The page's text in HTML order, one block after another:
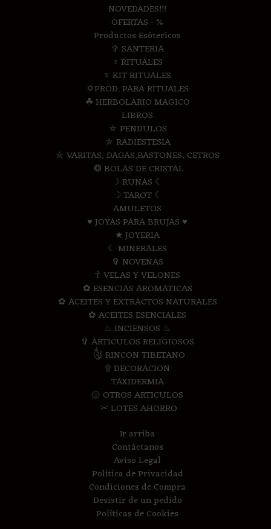
NOVEDADES!!!
OFERTAS - %
Productos Esótericos
✞ SANTERIA
♆ RITUALES
♆ KIT RITUALES
✡PROD. PARA RITUALES
☘ HERBOLARIO MAGICO
LIBROS
⛤ PENDULOS
⛤ RADIESTESIA
⛤ VARITAS, DAGAS,BASTONES, CETROS
❂ BOLAS DE CRISTAL
☽ RUNAS ☾
☽ TAROT ☾
AMULETOS
♥ JOYAS PARA BRUJAS ♥
★ JOYERIA
☾ MINERALES
✞ NOVENAS
☥ VELAS Y VELONES
✿ ESENCIAS AROMATICAS
✿ ACEITES Y EXTRACTOS NATURALES
✿ ACEITES ESENCIALES
♨ INCIENSOS ♨
✞ ARTICULOS RELIGIOSOS
༃ RINCON TIBETANO
۩ DECORACION
TAXIDERMIA
۞ OTROS ARTICULOS
✂ LOTES AHORRO
Ir arriba
Contáctanos
Aviso Legal
Política de Privacidad
Condiciones de Compra
Desistir de un pedido
Políticas de Cookies